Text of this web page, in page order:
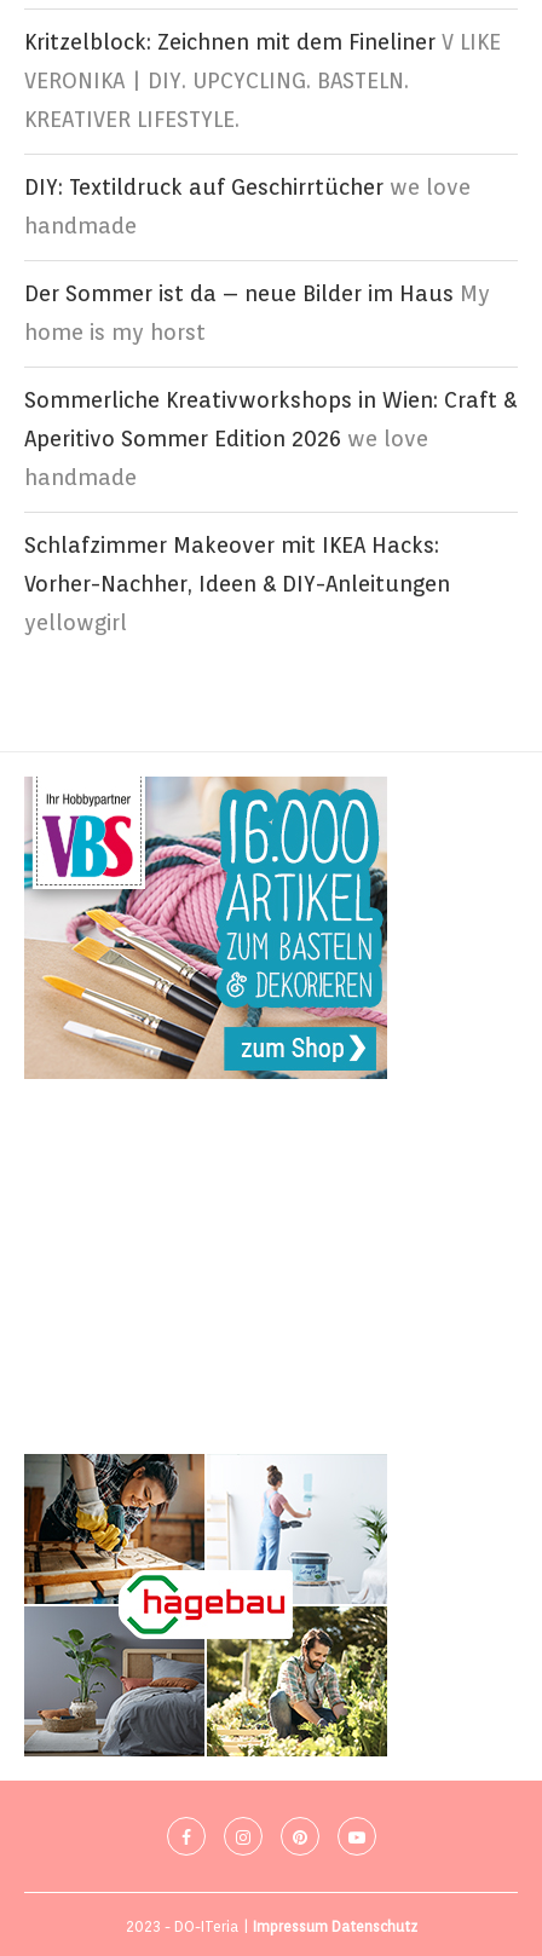
Kritzelblock: Zeichnen mit dem Fineliner V LIKE
VERONIKA | DIY. UPCYCLING. BASTELN.
KREATIVER LIFESTYLE.
DIY: Textildruck auf Geschirrtücher we love
handmade
Der Sommer ist da – neue Bilder im Haus My
home is my horst
Sommerliche Kreativworkshops in Wien: Craft &
Aperitivo Sommer Edition 2026 we love
handmade
Schlafzimmer Makeover mit IKEA Hacks:
Vorher-Nachher, Ideen & DIY-Anleitungen
yellowgirl
2023 - DO-ITeria | Impressum Datenschutz